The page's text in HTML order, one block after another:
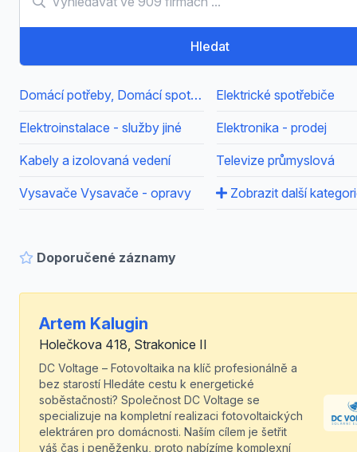
Hledat
Domácí potřeby, Domácí spotřebiče Elektrické spotřebiče
Elektroinstalace - služby jiné Elektronika - prodej
Kabely a izolovaná vedení Televize průmyslová
Vysavače Vysavače - opravy Zobrazit další
Doporučené záznamy
Artem Kalugin
Holečkova 418, Strakonice II
DC Voltage – Fotovoltaika na klíč profesionálně a
bez starostí Hledáte cestu k energetické
soběstačnosti? Společnost DC Voltage se
specializuje na kompletní realizaci fotovoltaických
elektráren pro domácnosti. Naším cílem je šetřit
váš čas i peněženku, proto nabízíme komplexní